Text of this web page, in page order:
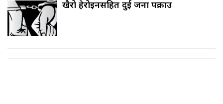
खैरो हेरोइनसहित दुई जना पक्राउ